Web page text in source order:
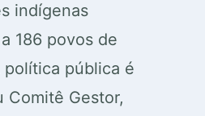
indígenas
186 povos de
pública é
Comitê Gestor,